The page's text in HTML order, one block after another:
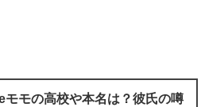
モの高校や本名は？彼氏の噂